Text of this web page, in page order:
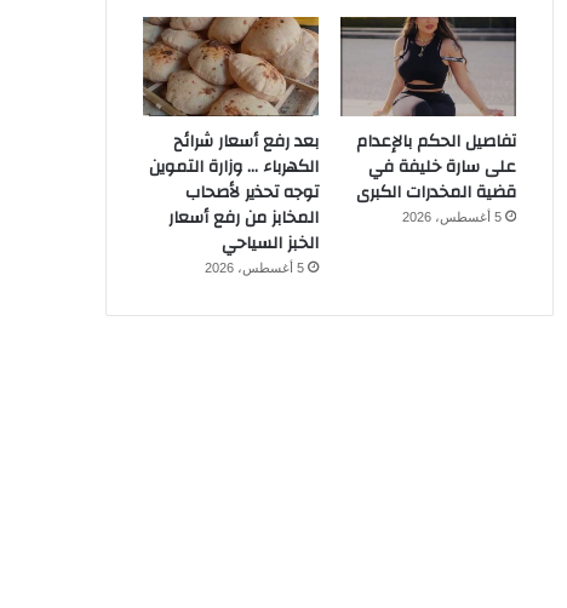
تفاصيل الحكم بالإعدام
على سارة خليفة في
قضية المخدرات الكبرى
5 أغسطس، 2026
بعد رفع أسعار شرائح
الكهرباء … وزارة التموين
توجه تحذير لأصحاب
المخابز من رفع أسعار
الخبز السياحي
5 أغسطس، 2026